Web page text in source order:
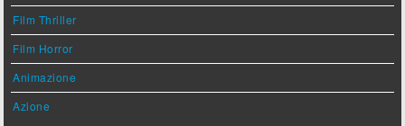
Film Thriller
Film Horror
Animazione
Azione